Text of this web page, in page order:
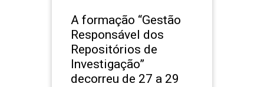
A formação “Gestão
Responsável dos
Repositórios de
Investigação”
decorreu de 27 a 29